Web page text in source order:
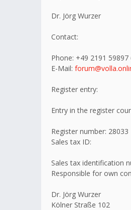
Dr. Jörg Wurzer
Contact:
Phone: +49 2191 59897
E-Mail:
Register entry:
Entry in the register
Register number: 28033
Sales tax ID:
Sales tax identification
Responsible for own
Dr. Jörg Wurzer
Kölner Straße 102